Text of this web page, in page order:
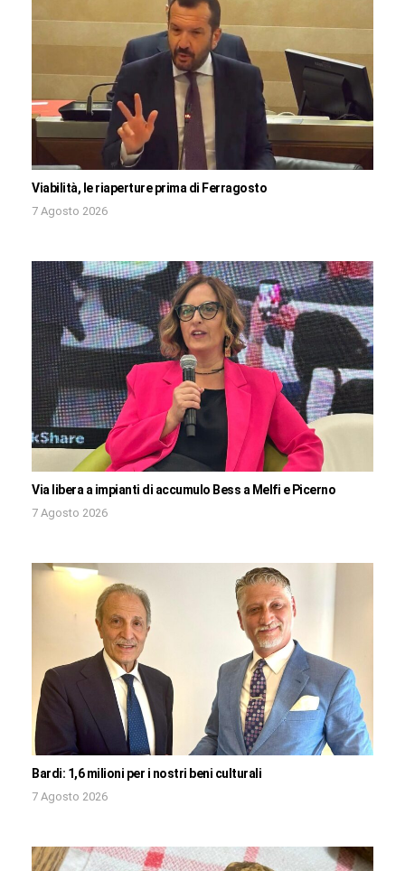
Viabilità, le riaperture prima di Ferragosto
7 Agosto 2026
Via libera a impianti di accumulo Bess a Melfi e Picerno
7 Agosto 2026
Bardi: 1,6 milioni per i nostri beni culturali
7 Agosto 2026